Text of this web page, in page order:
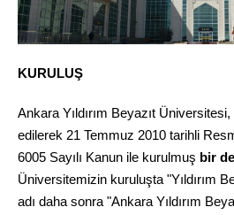
KURULUŞ
Ankara Yıldırım Beyazıt
edilerek 21 Temmuz 2010 tarihli
6005 Sayılı Kanun ile kurulmuş bir
Üniversitemizin kuruluşta "Yıldırım
adı daha sonra "Ankara Yıldırım